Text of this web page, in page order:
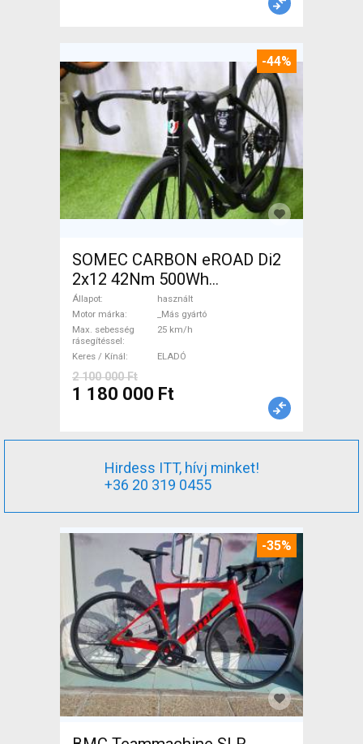
-44%
SOMEC CARBON eROAD Di2
2x12 42Nm 500Wh
Elektromos Országúti / Gravel
_Más gyártó használt ELADÓ
Állapot
használt
Motor márka
_Más gyártó
Max. sebesség
rásegítéssel
25 km/h
Keres / Kínál ELADÓ
2 100 000 Ft
1 180 000 Ft
Hirdess ITT, hívj minket!
+36 20 319 0455
-35%